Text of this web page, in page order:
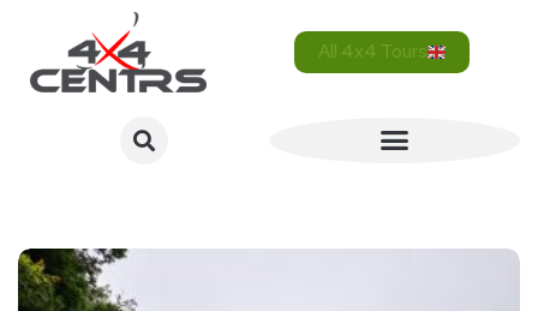
All 4x4 Tours